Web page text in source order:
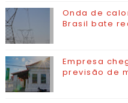
Onda de
Brasil bate
Empresa
previsão de